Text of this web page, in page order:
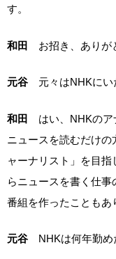
す。
和田 お招き、ありが
元谷 元々はNHKにい
和田 はい、NHKの
ニュースを読むだけ
ャーナリスト」を目
らニュースを書く仕
番組を作ったこともあ
元谷 NHKは何年勤め